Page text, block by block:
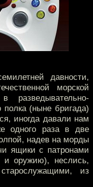
давности,
морской
разведывательно-
полка (ныне бригада)
иногда давали нам
одного раза в две
надев на морды
ящики с патронами
и оружию), неслись,
из